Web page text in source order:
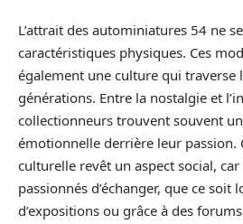
L’attrait des autominiatures 54 ne
caractéristiques physiques. Ces
également une culture qui traverse
générations. Entre la nostalgie et
collectionneurs trouvent souvent
émotionnelle derrière leur passion.
culturelle revêt un aspect social,
passionnés d’échanger, que ce soit
d’expositions ou grâce à des